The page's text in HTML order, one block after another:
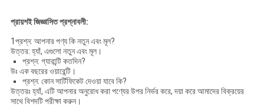
প্রায়শই জিজ্ঞাসিত প্রশ্নাবলী:
1প্রশ্ন: আপনার পণ্য কি নতুন এবং মূল?
উত্তর: হ্যাঁ, এগুলো নতুন এবং মূল।
প্রশ্ন: গ্যারান্টি কতদিন?
উঃ এক বছরের ওয়ারেন্টি।
প্রশ্ন: কোন সার্টিফিকেট দেওয়া যাবে কি?
উত্তরঃ হ্যাঁ, এটি আপনার অনুরোধ করা পণ্যের উপর নির্ভর করে, দয়া করে আমাদের বিক্রয়ের
সাথে বিশদটি পরীক্ষা করুন।